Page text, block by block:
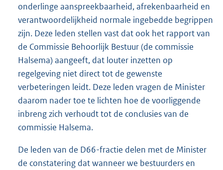
onderlinge aanspreekbaarheid, afrekenbaarheid en
verantwoordelijkheid normale ingebedde begrippen
zijn. Deze leden stellen vast dat ook het rapport van
de Commissie Behoorlijk Bestuur (de commissie
Halsema) aangeeft, dat louter inzetten op
regelgeving niet direct tot de gewenste
verbeteringen leidt. Deze leden vragen de Minister
daarom nader toe te lichten hoe de voorliggende
inbreng zich verhoudt tot de conclusies van de
commissie Halsema.
De leden van de D66-fractie delen met de Minister
de constatering dat wanneer we bestuurders en